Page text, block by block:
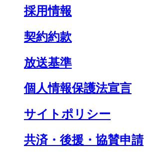
採用情報
契約約款
放送基準
個人情報保護法宣言
サイトポリシー
共済・後援・協賛申請